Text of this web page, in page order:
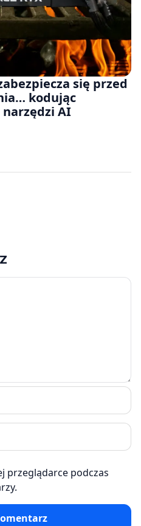
się przed
kodując
AI
przeglądarce podczas